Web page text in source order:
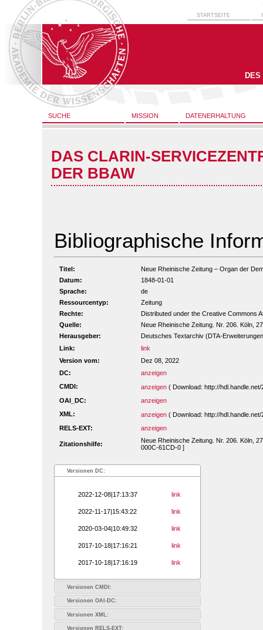
STARTSEITE
SUCHE MISSION DATENERHALTUNG
DAS CLARIN-
DER BBAW
Bibliographische
Titel:
Neue Rheinische Zeitung – Organ der
Datum:
1848-01-01
Sprache:
de
Ressourcentyp:
Zeitung
Rechte:
Distributed under the Creative Commons
Quelle:
Neue Rheinische Zeitung. Nr. 206. Köln,
Herausgeber:
Deutsches Textarchiv (DTA-
Link:
link
Version vom:
Dez 08, 2022
DC:
anzeigen
CMDI:
anzeigen ( Download: http://
OAI_DC:
anzeigen
XML:
anzeigen ( Download: http://
RELS-EXT:
anzeigen
Zitationshilfe:
Neue Rheinische Zeitung. Nr. 206. Köln,
000C-61CD-0 ]
Versionen DC:
2022-12-08|17:13:37 link
2022-11-17|15:43:22 link
2020-03-04|10:49:32 link
2017-10-18|17:16:21 link
2017-10-18|17:16:19 link
Versionen CMDI:
Versionen OAI-DC:
Versionen XML:
Versionen RELS-EXT: